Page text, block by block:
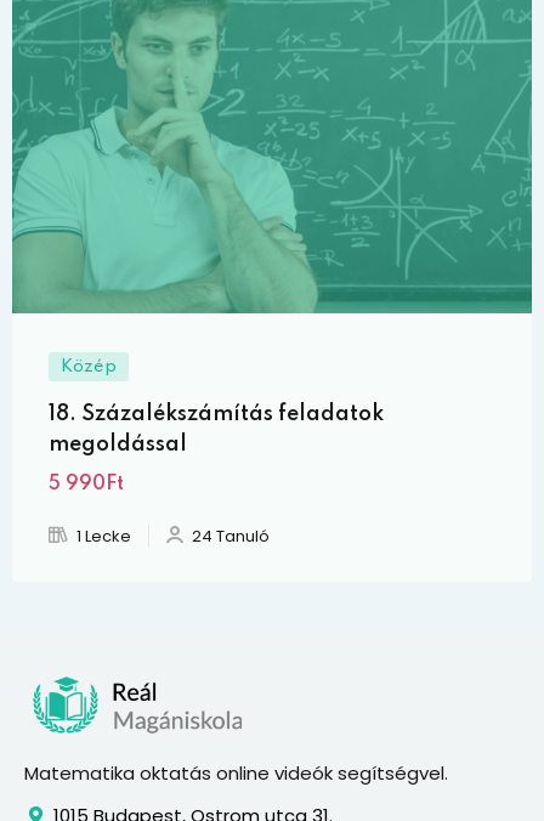
Közép
18. Százalékszámítás feladatok
megoldással
5 990Ft
1 Lecke 24 Tanuló
Matematika oktatás online videók segítségvel.
1015 Budapest, Ostrom utca 31.